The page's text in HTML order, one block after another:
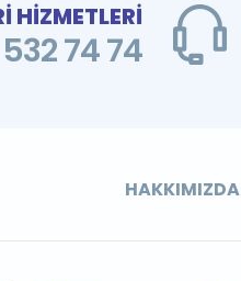
HİZMETLERİ
74 74
HAKKIMIZDA